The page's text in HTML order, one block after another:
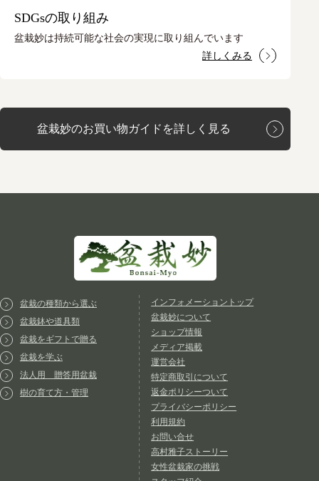
SDGsの取り組み
盆栽妙は持続可能な社会の実現に取り組んでいます
詳しくみる
盆栽妙のお買い物ガイドを詳しく見る
盆栽の種類から選ぶ
盆栽鉢や道具類
盆栽をギフトで贈る
盆栽を学ぶ
法人用 贈答用盆栽
樹の育て方・管理
インフォメーショントップ
盆栽妙について
ショップ情報
メディア掲載
運営会社
特定商取引について
返金ポリシーついて
プライバシーポリシー
利用規約
お問い合せ
高村雅子ストーリー
女性盆栽家の挑戦